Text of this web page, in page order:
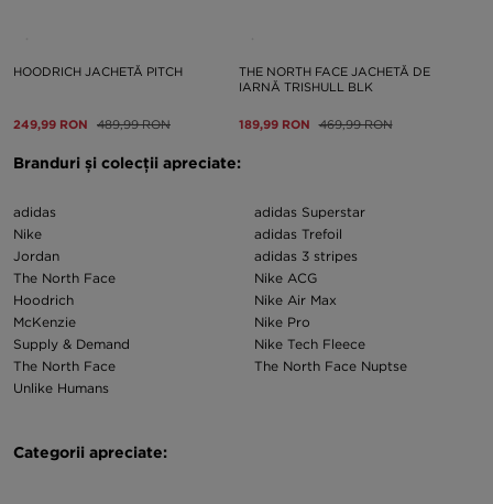
HOODRICH JACHETĂ PITCH
249,99 RON 489,99 RON
THE NORTH FACE JACHETĂ DE
IARNĂ TRISHULL BLK
189,99 RON 469,99 RON
Branduri și colecții apreciate:
adidas
Nike
Jordan
The North Face
Hoodrich
McKenzie
Supply & Demand
The North Face
Unlike Humans
adidas Superstar
adidas Trefoil
adidas 3 stripes
Nike ACG
Nike Air Max
Nike Pro
Nike Tech Fleece
The North Face Nuptse
Categorii apreciate: